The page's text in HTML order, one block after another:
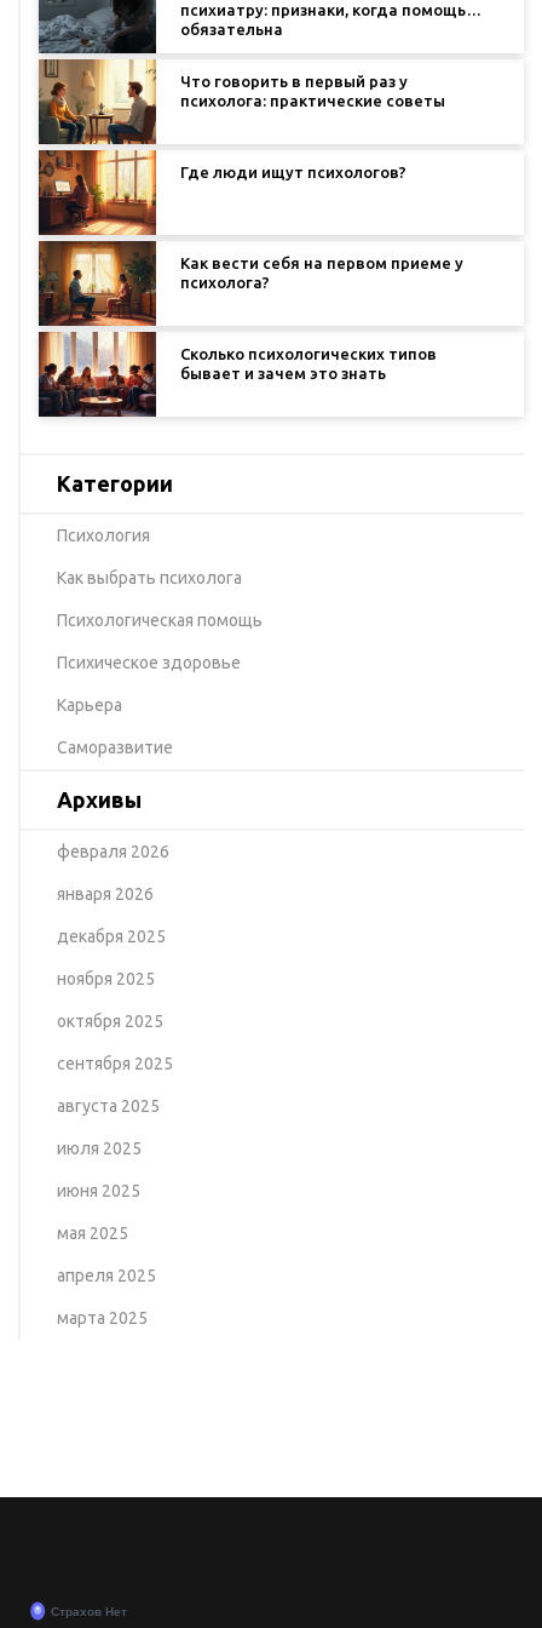
психиатру: признаки, когда помощь
обязательна
Что говорить в первый раз у
психолога: практические советы
Где люди ищут психологов?
Как вести себя на первом приеме у
психолога?
Сколько психологических типов
бывает и зачем это знать
Категории
Психология
Как выбрать психолога
Психологическая помощь
Психическое здоровье
Карьера
Саморазвитие
Архивы
февраля 2026
января 2026
декабря 2025
ноября 2025
октября 2025
сентября 2025
августа 2025
июля 2025
июня 2025
мая 2025
апреля 2025
марта 2025